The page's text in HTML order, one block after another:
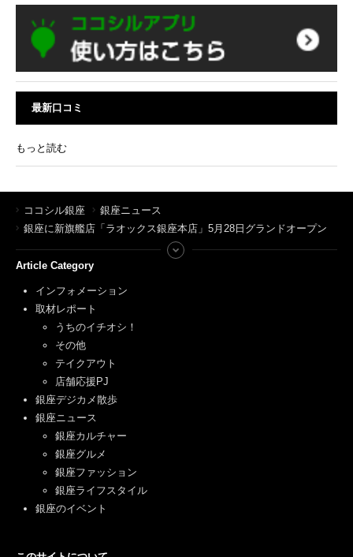
最新口コミ
もっと読む
ココシル銀座
銀座ニュース
銀座に新旗艦店「ラオックス銀座本店」5月28日グランドオープン
Article Category
インフォメーション
取材レポート
うちのイチオシ！
その他
テイクアウト
店舗応援PJ
銀座デジカメ散歩
銀座ニュース
銀座カルチャー
銀座グルメ
銀座ファッション
銀座ライフスタイル
銀座のイベント